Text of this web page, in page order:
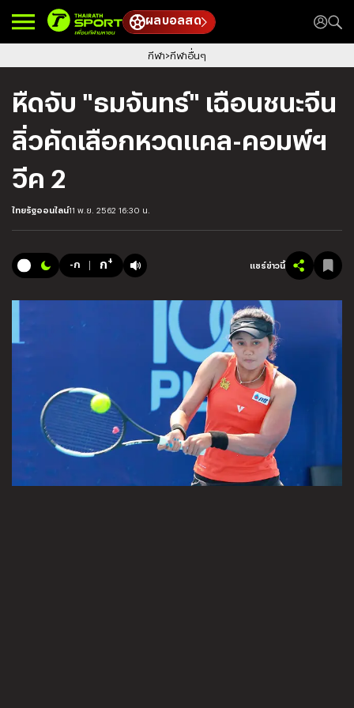
ผลบอลสด
กีฬา กีฬาอื่นๆ
หืดจับ "ธมจันทร์" เฉือนชนะจีน
ลิ่วคัดเลือกหวดแคล-คอมพ์ฯ
วีค 2
ไทยรัฐออนไลน์11 พ.ย. 2562 16:30 น.
-ก ก+ แชร์ข่าวนี้